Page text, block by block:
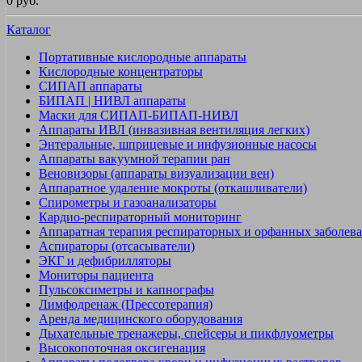
Каталог
Портативные кислородные аппараты
Кислородные концентраторы
СИПАП аппараты
БИПАП | НИВЛ аппараты
Маски для СИПАП-БИПАП-НИВЛ
Аппараты ИВЛ (инвазивная вентиляция легких)
Энтеральные, шприцевые и инфузионные насосы
Аппараты вакуумной терапии ран
Веновизоры (аппараты визуализации вен)
Аппаратное удаление мокроты (откашливатели)
Спирометры и газоанализаторы
Кардио-респираторный мониторинг
Аппаратная терапия респираторных и орфанных
Аспираторы (отсасыватели)
ЭКГ и дефибрилляторы
Мониторы пациента
Пульсоксиметры и капнографы
Лимфодренаж (Прессотерапия)
Аренда медицинского оборудования
Дыхательные тренажеры, спейсеры и пикфлуометры
Высокопоточная оксигенация